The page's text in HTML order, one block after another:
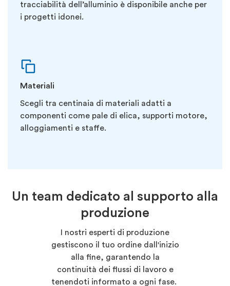
tracciabilità dell’alluminio è disponibile anche per
i progetti idonei.
Materiali
Scegli tra centinaia di materiali adatti a
componenti come pale di elica, supporti motore,
alloggiamenti e staffe.
Un team dedicato al supporto alla
produzione
I nostri esperti di produzione
gestiscono il tuo ordine dall'inizio
alla fine, garantendo la
continuità dei flussi di lavoro e
tenendoti informato a ogni fase.